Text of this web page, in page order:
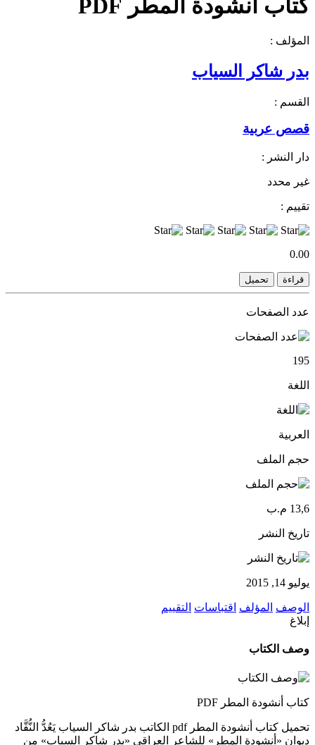
كتاب أنشودة المطر PDF
المؤلف :
بدر شاكر السياب
القسم :
قصص عربية
دار النشر :
غير محدد
تقييم :
0.00
قراءة تحميل
عدد الصفحات
195
اللغة
العربية
حجم الملف
13,6 م.ب
تاريخ النشر
يوليو 14, 2015
الوصف المؤلف اقتباسات التقييم
إبلاغ
وصف الكتاب
كتاب أنشودة المطر PDF
تحميل كتاب أنشودة المطر pdf الكاتب بدر شاكر السياب يَعُدُّ النُّقَّاد
ديوان «أنشودة المطر» للشاعر العراقي «بدر شاكر السياب» من